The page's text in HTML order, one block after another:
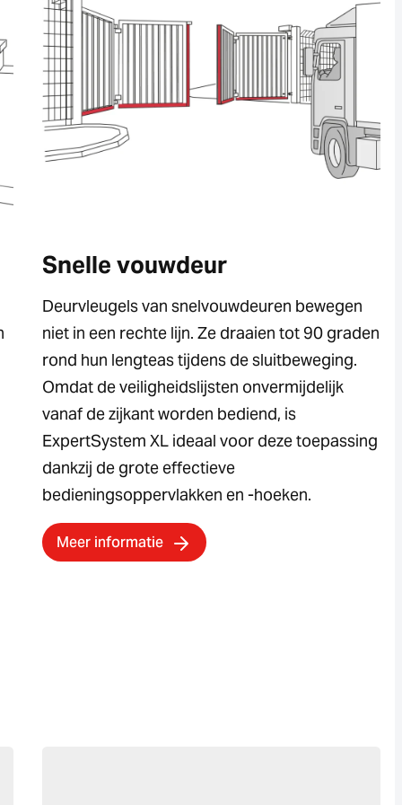
Snelle vouwdeur
Deurvleugels van snelvouwdeuren bewegen
niet in een rechte lijn. Ze draaien tot 90 graden
rond hun lengteas tijdens de sluitbeweging.
Omdat de veiligheidslijsten onvermijdelijk
vanaf de zijkant worden bediend, is
ExpertSystem XL ideaal voor deze toepassing
dankzij de grote effectieve
bedieningsoppervlakken en -hoeken.
Meer informatie